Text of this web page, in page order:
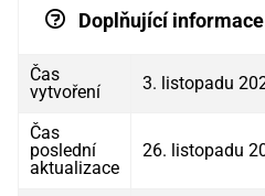
Doplňující informace
Čas
vytvoření
3. listopadu
Čas
poslední
aktualizace
26. listopadu